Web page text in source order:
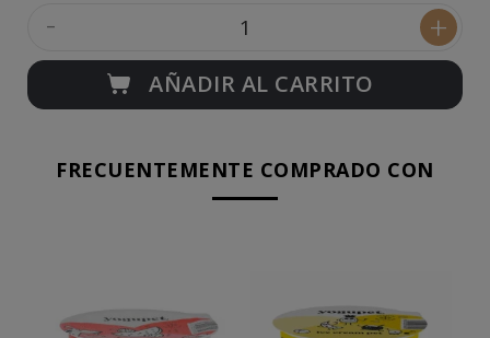
- +
AÑADIR AL CARRITO
FRECUENTEMENTE COMPRADO CON